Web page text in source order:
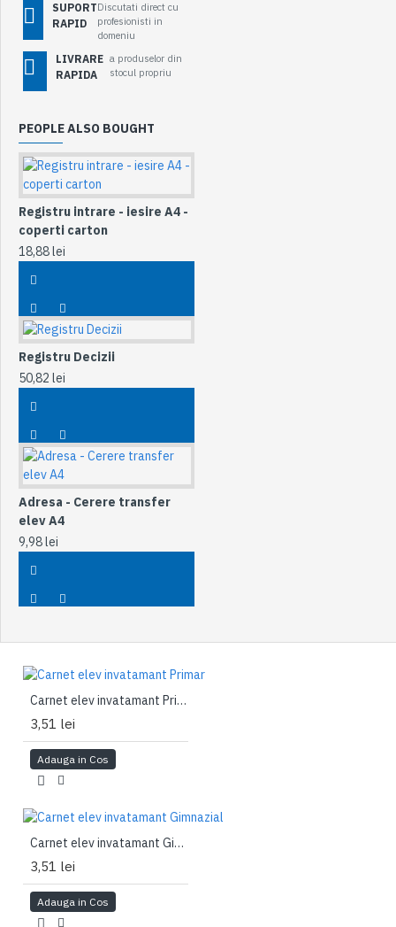
SUPORT
RAPID
Discutati direct cu
profesionisti in
domeniu
LIVRARE
RAPIDA
a produselor din
stocul propriu
PEOPLE ALSO BOUGHT
Registru intrare - iesire A4 -
coperti carton
18,88 lei
Registru Decizii
50,82 lei
Adresa - Cerere transfer
elev A4
9,98 lei
Carnet elev invatamant Primar
3,51 lei
Adauga in Cos
Carnet elev invatamant Gimnazial
3,51 lei
Adauga in Cos